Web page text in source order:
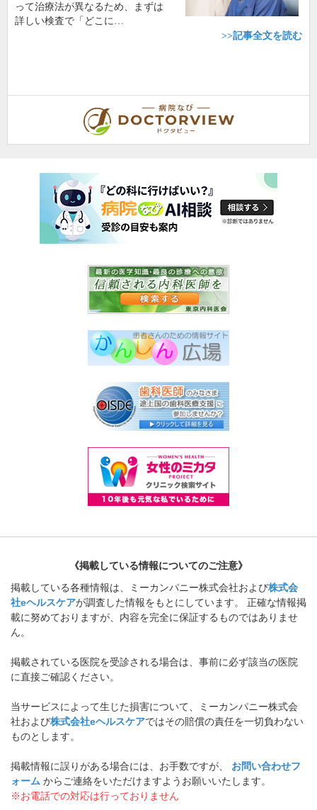
って治療法が異なるため、まずは
詳しい検査で「どこに…
>>記事全文を読む
《掲載している情報についてのご注意》
掲載している各種情報は、ミーカンパニー株式会社および株式会
社eヘルスケアが調査した情報をもとにしています。 正確な情報掲
載に努めておりますが、内容を完全に保証するものではありませ
ん。
掲載されている医院を受診される場合は、事前に必ず該当の医院
に直接ご確認ください。
当サービスによって生じた損害について、ミーカンパニー株式会
社および株式会社eヘルスケアではその賠償の責任を一切負わない
ものとします。
掲載情報に誤りがある場合には、お手数ですが、 お問い合わせフ
ォーム からご連絡をいただけますようお願いいたします。
※お電話での対応は行っておりません